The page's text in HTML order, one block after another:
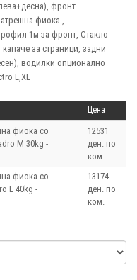
фронт
фиока ,
1м за фронт, Стакло
за страници, задни
водилки опционално
L,XL
Цена
фиока со
M 30kg -
12531
ден. по
ком.
фиока со
L 40kg -
13174
ден. по
ком.